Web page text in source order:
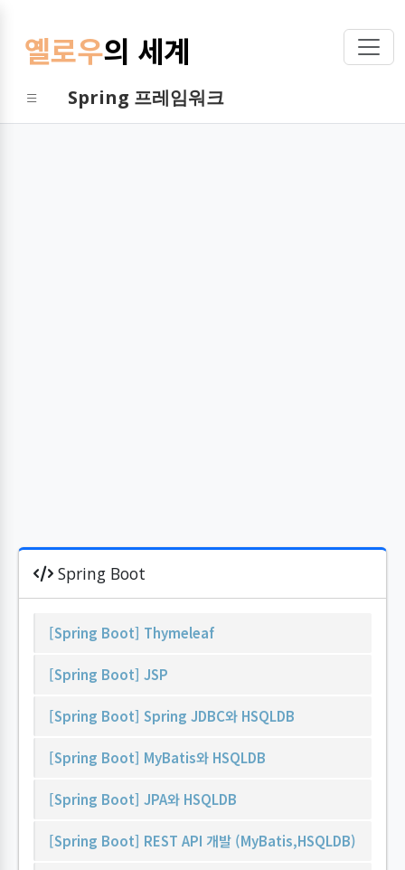
옐로우의 세계
Spring 프레임워크
Spring Boot
[Spring Boot] Thymeleaf
[Spring Boot] JSP
[Spring Boot] Spring JDBC와 HSQLDB
[Spring Boot] MyBatis와 HSQLDB
[Spring Boot] JPA와 HSQLDB
[Spring Boot] REST API 개발 (MyBatis,HSQLDB)